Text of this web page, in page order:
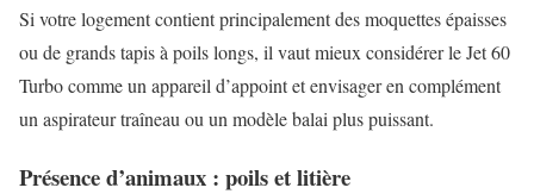
Si votre logement contient principalement des moquettes épaisses
ou de grands tapis à poils longs, il vaut mieux considérer le Jet 60
Turbo comme un appareil d’appoint et envisager en complément
un aspirateur traîneau ou un modèle balai plus puissant.
Présence d’animaux : poils et litière